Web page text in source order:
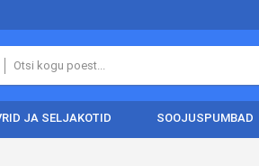
JA SELJAKOTID SOOJUSPUMBAD